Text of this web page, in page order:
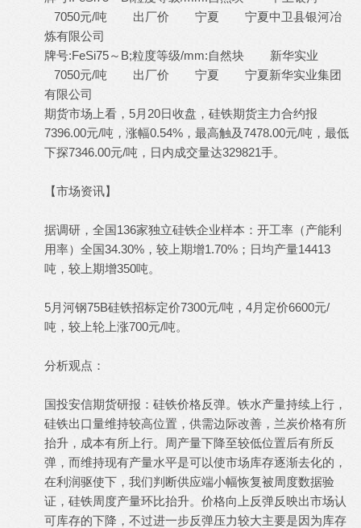
7050元/吨 出厂价 宁夏 宁夏中卫县银河冶
炼有限公司
牌号:FeSi75～B;粒度等级/mm:自然块 新华实业
7050元/吨 出厂价 宁夏 宁夏新华实业集团
有限公司
期货市场上看，5月20日收盘，硅铁期货主力合约报
7396.00元/吨，涨幅0.54%，最高触及7478.00元/吨，最低
下探7346.00元/吨，日内成交量达329821手。
【市场资讯】
据调研，全国136家独立硅铁企业样本：开工率（产能利
用率）全国34.30%，较上期增1.70%；日均产量14413
吨，较上期增350吨。
5月河钢75B硅铁招标定价7300元/吨，4月定价6600元/
吨，较上轮上涨700元/吨。
分析观点：
国投安信期货研报：硅铁价格反弹。铁水产量持续上行，
硅铁出口量维持较高位置，供需边际改善，兰炭价格有所
抬升，成本有所上行。周产量下降至较低位置后有所反
弹，而维持现有产量水平是可以使市场库存逐渐去化的，
在利润驱使下，我们判断供应端小幅恢复被周度数据验
证，硅铁周度产量环比抬升。价格向上反弹反映出市场认
可库存的下降，不过进一步反弹压力较大主要是因为库存